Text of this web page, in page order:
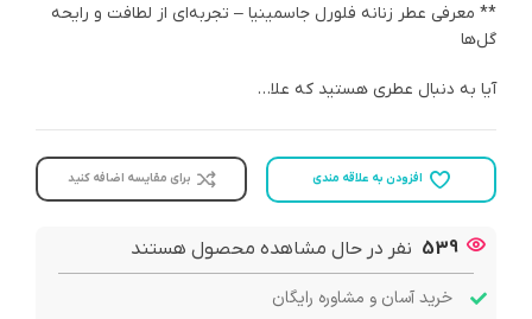
** معرفی عطر زنانه فلورل جاسمینیا – تجربه‌ای از لطافت و رایحه
گل‌ها
آیا به دنبال عطری هستید که علا…
افزودن به علاقه مندی برای مقایسه اضافه کنید
539 نفر در حال مشاهده محصول هستند
خرید آسان و مشاوره رایگان